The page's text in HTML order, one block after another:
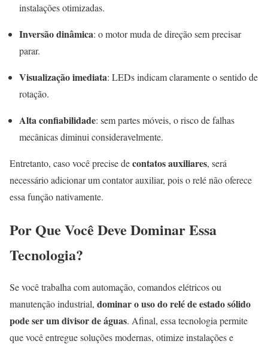
instalações otimizadas.
Inversão dinâmica: o motor muda de direção sem precisar
parar.
Visualização imediata: LEDs indicam claramente o sentido de
rotação.
Alta confiabilidade: sem partes móveis, o risco de falhas
mecânicas diminui consideravelmente.
Entretanto, caso você precise decontatos auxiliares, será
necessário adicionar um contator auxiliar, pois o relé não oferece
essa função nativamente.
Por Que Você Deve Dominar Essa
Tecnologia?
Se você trabalha com automação, comandos elétricos ou
manutenção industrial, dominar o uso do relé de estado sólido
pode ser um divisor de águas. Afinal, essa tecnologia permite
que você entregue soluções modernas, otimize instalações e